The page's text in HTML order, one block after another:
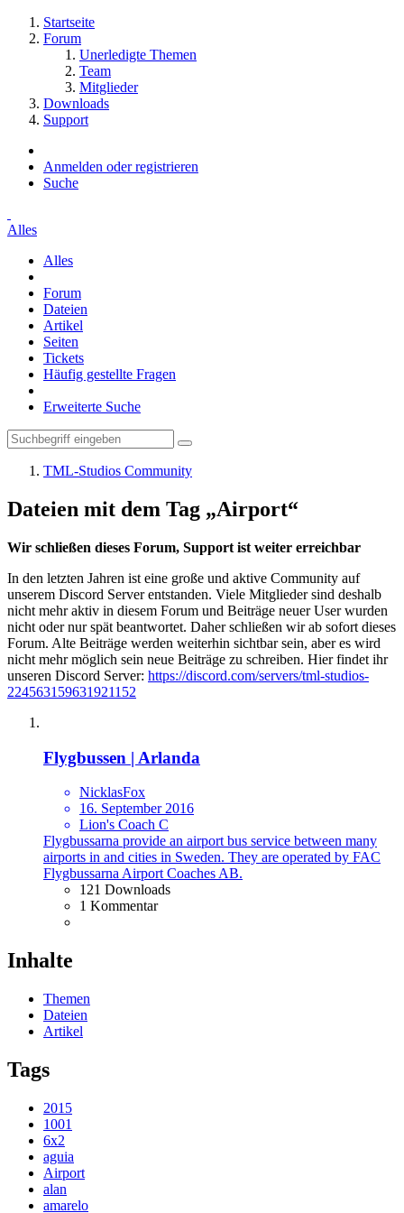
Startseite
Forum
Unerledigte Themen
Team
Mitglieder
Downloads
Support
Anmelden oder registrieren
Suche
Alles
Alles
Forum
Dateien
Artikel
Seiten
Tickets
Häufig gestellte Fragen
Erweiterte Suche
TML-Studios Community
Dateien mit dem Tag „Airport“
Wir schließen dieses Forum, Support ist weiter erreichbar
In den letzten Jahren ist eine große und aktive Community auf
unserem Discord Server entstanden. Viele Mitglieder sind deshalb
nicht mehr aktiv in diesem Forum und Beiträge neuer User wurden
nicht oder nur spät beantwortet. Daher schließen wir ab sofort dieses
Forum. Alte Beiträge werden weiterhin sichtbar sein, aber es wird
nicht mehr möglich sein neue Beiträge zu schreiben. Hier findet ihr
unseren Discord Server: https://discord.com/servers/tml-studios-
224563159631921152
Flygbussen | Arlanda
NicklasFox
16. September 2016
Lion's Coach C
Flygbussarna provide an airport bus service between many
airports in and cities in Sweden. They are operated by FAC
Flygbussarna Airport Coaches AB.
121 Downloads
1 Kommentar
Inhalte
Themen
Dateien
Artikel
Tags
2015
1001
6x2
aguia
Airport
alan
amarelo